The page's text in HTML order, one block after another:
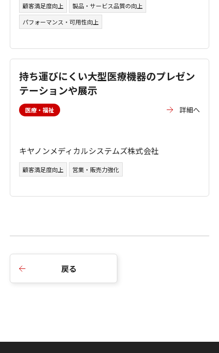
顧客満足度向上
製品・サービス品質の向上
パフォーマンス・可用性向上
持ち運びにくい大型医療機器のプレゼン
テーションや展示
医療・福祉 詳細へ
キヤノンメディカルシステムズ株式会社
顧客満足度向上 営業・販売力強化
戻る